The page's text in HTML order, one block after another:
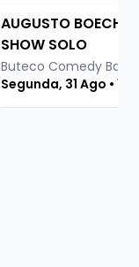
AUGUSTO BOECHE
SHOW SOLO
Segunda, 31 Ago • 19